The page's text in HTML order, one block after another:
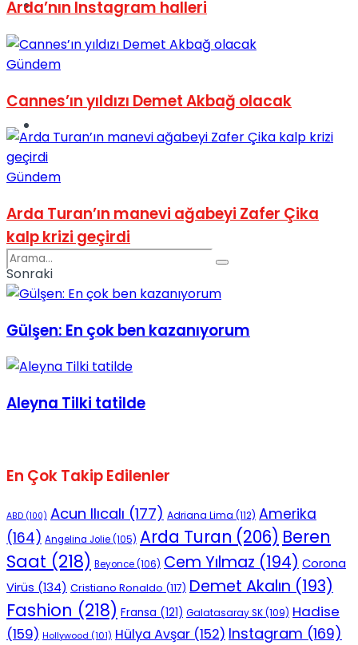
Spor
No Result
Arda’nın Instagram halleri
Gündem
Cannes’ın yıldızı Demet Akbağ olacak
Gündem
Arda Turan’ın manevi ağabeyi Zafer Çika
kalp krizi geçirdi
Sonraki
Gülşen: En çok ben kazanıyorum
Aleyna Tilki tatilde
En Çok Takip Edilenler
ABD (100) Acun Ilıcalı (177) Adriana Lima (112) Amerika
(164) Angelina Jolie(105) Arda Turan (206) Beren
Saat (218) Beyonce(106) Cem Yılmaz (194) Corona
Virüs (134) Cristiano Ronaldo (117) Demet Akalın (193)
Fashion (218) Fransa (121) Galatasaray SK(109) Hadise
(159) Hollywood (101) Hülya Avşar (152) Instagram (169)